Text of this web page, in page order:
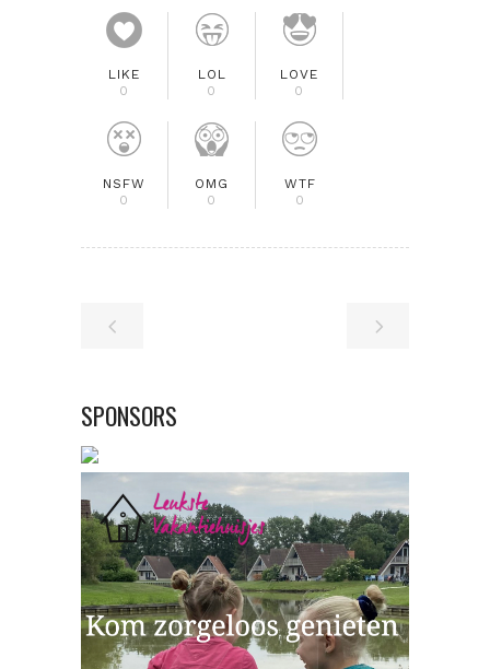
LIKE
0
LOL
0
LOVE
0
NSFW
0
OMG
0
WTF
0
SPONSORS